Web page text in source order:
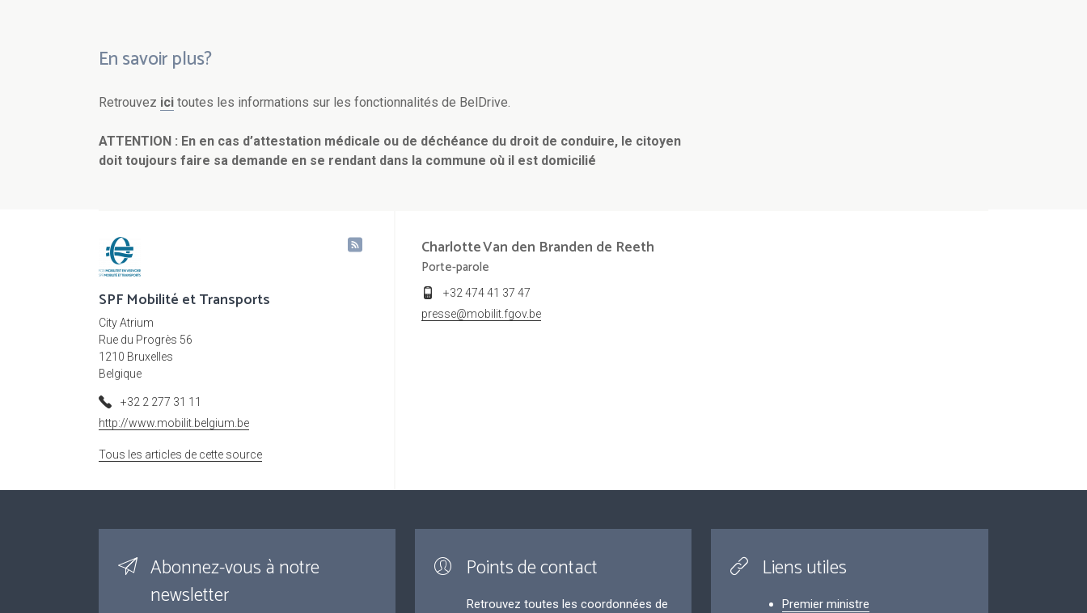
En savoir plus?
Retrouvez ici toutes les informations sur les fonctionnalités de BelDrive.
ATTENTION : En en cas d’attestation médicale ou de déchéance du droit de conduire, le citoyen
doit toujours faire sa demande en se rendant dans la commune où il est domicilié
SPF Mobilité et Transports
City Atrium
Rue du Progrès 56
1210 Bruxelles
Belgique
+32 2 277 31 11
http://www.mobilit.belgium.be
Tous les articles de cette source
CharlotteVan den Branden de Reeth
Porte-parole
+32 474 41 37 47
presse@mobilit.fgov.be
Abonnez-vous à notre
newsletter
Points de contact
Retrouvez toutes les coordonnées de
Liens utiles
Premier ministre